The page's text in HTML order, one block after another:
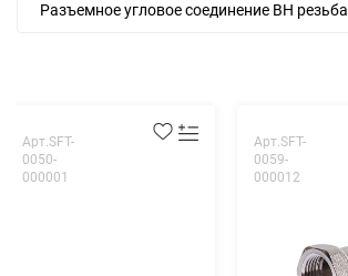
Разъемное угловое соединение ВН резьба
Арт.SFT-
0050-
000001
Арт.SFT-
0059-
000012